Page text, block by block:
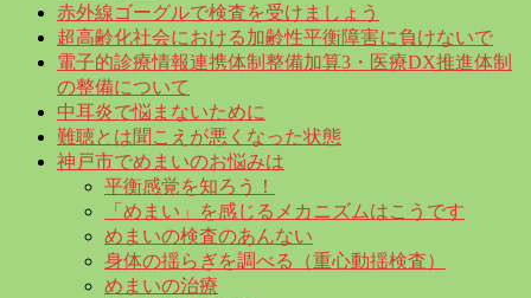
赤外線ゴーグルで検査を受けましょう
超高齢化社会における加齢性平衡障害に負けないで
電子的診療情報連携体制整備加算3・医療DX推進体制
の整備について
中耳炎で悩まないために
難聴とは聞こえが悪くなった状態
神戸市でめまいのお悩みは
平衡感覚を知ろう！
「めまい」を感じるメカニズムはこうです
めまいの検査のあんない
身体の揺らぎを調べる（重心動揺検査）
めまいの治療